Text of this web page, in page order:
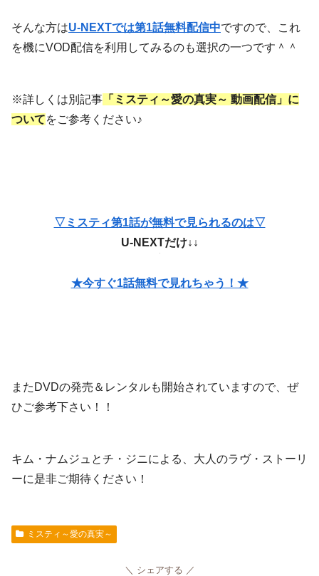
そんな方はU-NEXTでは第1話無料配信中ですので、これ
を機にVOD配信を利用してみるのも選択の一つです＾＾
※詳しくは別記事 「ミスティ～愛の真実～ 動画配信」に
ついてをご参考ください♪
▽ミスティ第1話が無料で見られるのは▽
U-NEXTだけ↓↓
★今すぐ1話無料で見れちゃう！★
またDVDの発売＆レンタルも開始されていますので、ぜ
ひご参考下さい！！
キム・ナムジュとチ・ジニによる、大人のラヴ・ストーリ
ーに是非ご期待ください！
ミスティ～愛の真実～
シェアする